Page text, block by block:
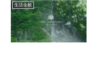
生活全般